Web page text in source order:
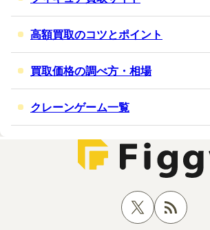
高額買取のコツとポイント
買取価格の調べ方・相場
クレーンゲーム一覧